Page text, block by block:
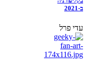
ב-2021
עדי פרל